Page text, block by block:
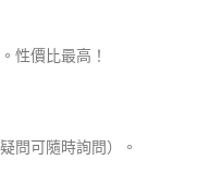
性價比最高！
問可隨時詢問）。